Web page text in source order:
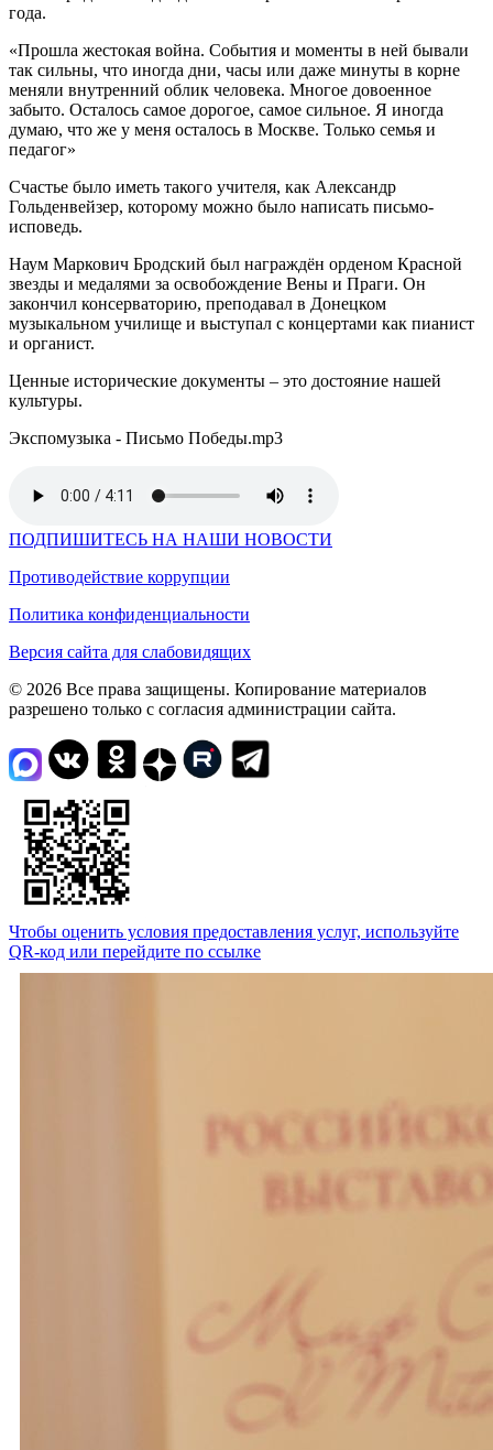
года.
«Прошла жестокая война. События и моменты в ней бывали
так сильны, что иногда дни, часы или даже минуты в корне
меняли внутренний облик человека. Многое довоенное
забыто. Осталось самое дорогое, самое сильное. Я иногда
думаю, что же у меня осталось в Москве. Только семья и
педагог»
Счастье было иметь такого учителя, как Александр
Гольденвейзер, которому можно было написать письмо-
исповедь.
Наум Маркович Бродский был награждён орденом Красной
звезды и медалями за освобождение Вены и Праги. Он
закончил консерваторию, преподавал в Донецком
музыкальном училище и выступал с концертами как пианист
и органист.
Ценные исторические документы – это достояние нашей
культуры.
Экспомузыка - Письмо Победы.mp3
ПОДПИШИТЕСЬ НА НАШИ НОВОСТИ
Противодействие коррупции
Политика конфиденциальности
Версия сайта для слабовидящих
© 2026 Все права защищены. Копирование материалов
разрешено только с согласия администрации сайта.
Чтобы оценить условия предоставления услуг, используйте
QR-код или перейдите по ссылке